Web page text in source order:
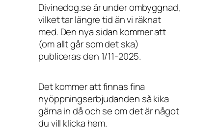
Divinedog.se är under ombyggnad,
vilket tar längre tid än vi räknat
med. Den nya sidan kommer att
(om allt går som det ska)
publiceras den 1/11-2025.
Det kommer att finnas fina
nyöppningserbjudanden så kika
gärna in då och se om det är något
du vill klicka hem.